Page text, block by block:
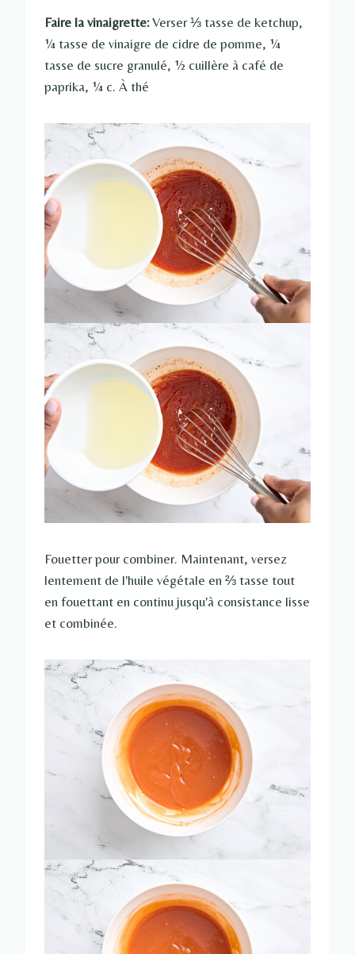
Faire la vinaigrette:Verser ⅓ tasse de ketchup,
¼ tasse de vinaigre de cidre de pomme, ¼
tasse de sucre granulé, ½ cuillère à café de
paprika, ¼ c. À thé
Fouetter pour combiner. Maintenant, versez
lentement de l'huile végétale en ⅔ tasse tout
en fouettant en continu jusqu'à consistance lisse
et combinée.